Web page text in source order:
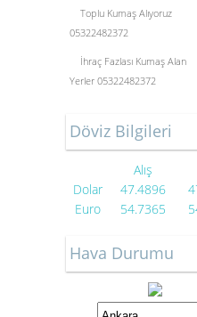
Toplu Kumaş Alıyoruz
05322482372
İhraç Fazlası Kumaş Alan
Yerler 05322482372
Döviz Bilgileri
Alış
Dolar
47.4896
Euro
54.7365
Hava Durumu